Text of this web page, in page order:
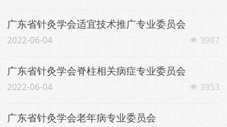
广东省针灸学会适宜技术推广专业委员会
넶 3987
2022-06-04
广东省针灸学会脊柱相关病症专业委员会
넶 3953
2022-06-04
广东省针灸学会老年病专业委员会